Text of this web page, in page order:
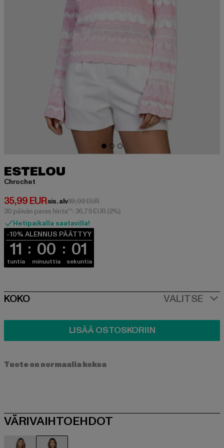
ESTELOU
Chrochet
35,99 EUR
Ajankohtainen hinta: 35,99 EUR
sis. alv39,99 EURKampanjahinta: 39,99 EUR
30 päivän paras hinta**: 36,79 EUR (2%)
Hetipaikalla saatavilla!
-10% ALENNUS PÄÄTTYY
11
tuntia
00
minuuttia
01
sekuntia
SIZE
KOKO VALITSE
LISÄÄ OSTOSKORIIN
Tuote on normaalia kokoa
VÄRIVAIHTOEHDOT